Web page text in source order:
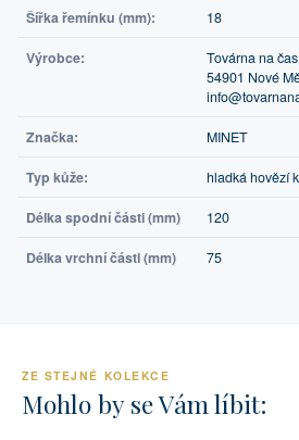
Šířka řemínku (mm): 18
Výrobce:
Továrna na
54901 Nové
Značka: MINET
Typ kůže: hladká hovězí
Délka spodní části (mm) 120
Délka vrchní části (mm) 75
ZE STEJNÉ KOLEKCE
Mohlo by se Vám líbit: